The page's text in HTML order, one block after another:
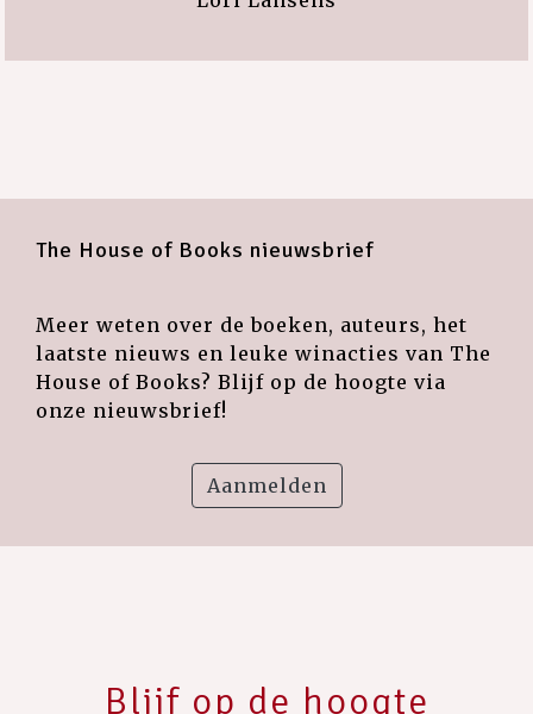
The House of Books nieuwsbrief
Meer weten over de boeken, auteurs, het
laatste nieuws en leuke winacties van The
House of Books? Blijf op de hoogte via
onze nieuwsbrief!
Aanmelden
Blijf op de hoogte